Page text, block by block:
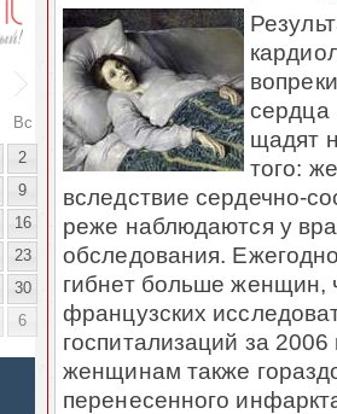
Вс
2
9
16
23
30
6
сердца
щадят
того:
вследствие сердечно-
реже наблюдаются у
обследования.
гибнет больше
французских
госпитализаций за
женщинам также
перенесенного